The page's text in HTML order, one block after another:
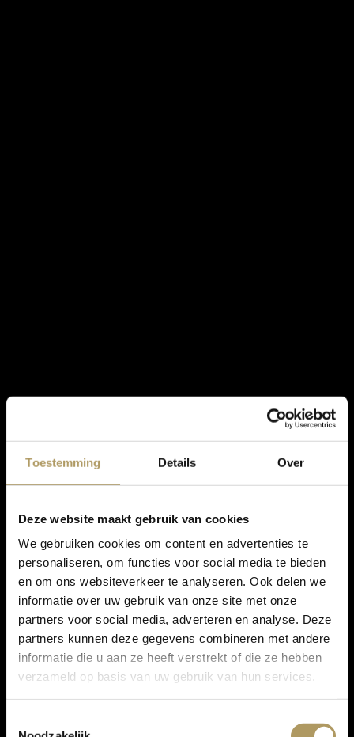
Toestemming Details Over
Deze website maakt gebruik van cookies
We gebruiken cookies om content en advertenties te
personaliseren, om functies voor social media te bieden
en om ons websiteverkeer te analyseren. Ook delen we
informatie over uw gebruik van onze site met onze
partners voor social media, adverteren en analyse. Deze
partners kunnen deze gegevens combineren met andere
informatie die u aan ze heeft verstrekt of die ze hebben
verzameld op basis van uw gebruik van hun services.